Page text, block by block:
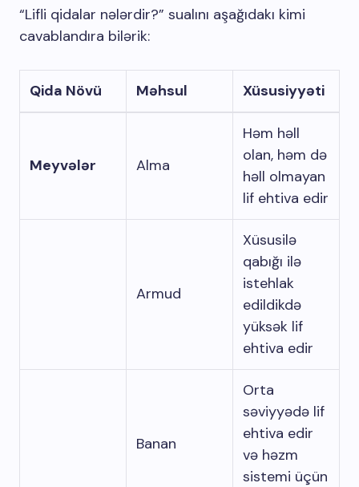
“Lifli qidalar nələrdir?” sualını aşağıdakı kimi
cavablandıra bilərik:
Qida Növü Məhsul Xüsusiyyəti
Meyvələr Alma
Həm həll
olan, həm də
həll olmayan
lif ehtiva edir
Armud
Xüsusilə
qabığı ilə
istehlak
edildikdə
yüksək lif
ehtiva edir
Banan
Orta
səviyyədə lif
ehtiva edir
və həzm
sistemi üçün